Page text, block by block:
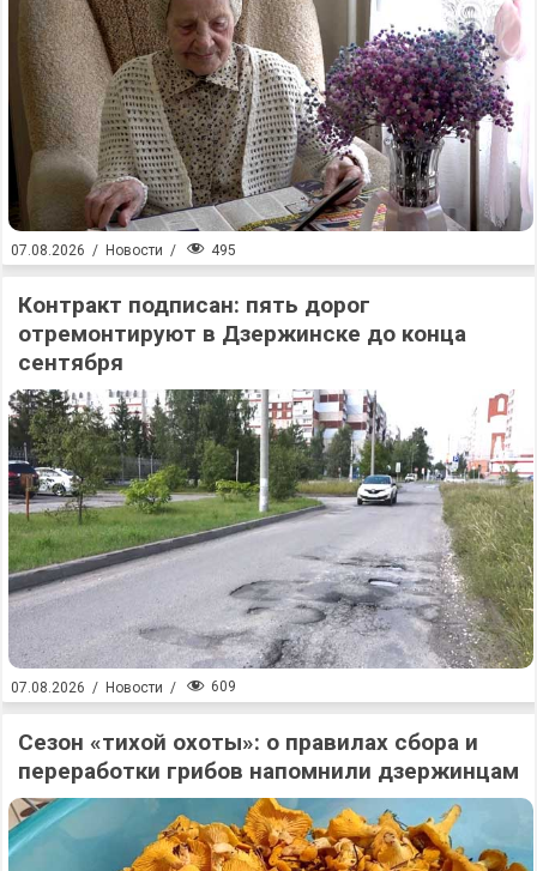
07.08.2026 / Новости / 495
Контракт подписан: пять дорог
отремонтируют в Дзержинске до конца
сентября
07.08.2026 / Новости / 609
Сезон «тихой охоты»: о правилах сбора и
переработки грибов напомнили дзержинцам